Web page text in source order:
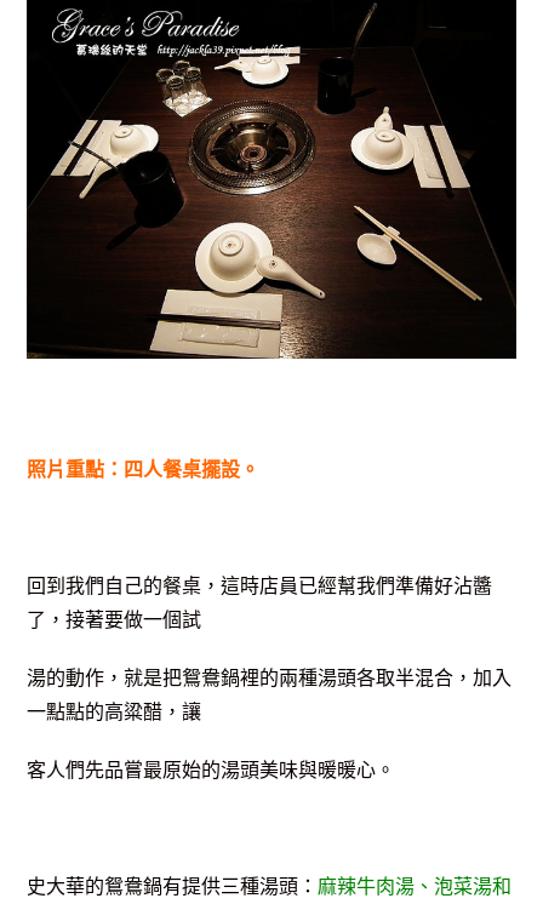
照片重點：四人餐桌擺設。
回到我們自己的餐桌，這時店員已經幫我們準備好沾醬
了，接著要做一個試
湯的動作，就是把鴛鴦鍋裡的兩種湯頭各取半混合，加入
一點點的高粱醋，讓
客人們先品嘗最原始的湯頭美味與暖暖心。
史大華的鴛鴦鍋有提供三種湯頭：麻辣牛肉湯、泡菜湯和